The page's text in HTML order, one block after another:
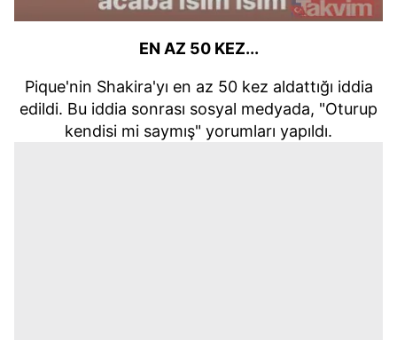
EN AZ 50 KEZ...
Pique'nin Shakira'yı en az 50 kez aldattığı iddia
edildi. Bu iddia sonrası sosyal medyada, "Oturup
kendisi mi saymış" yorumları yapıldı.